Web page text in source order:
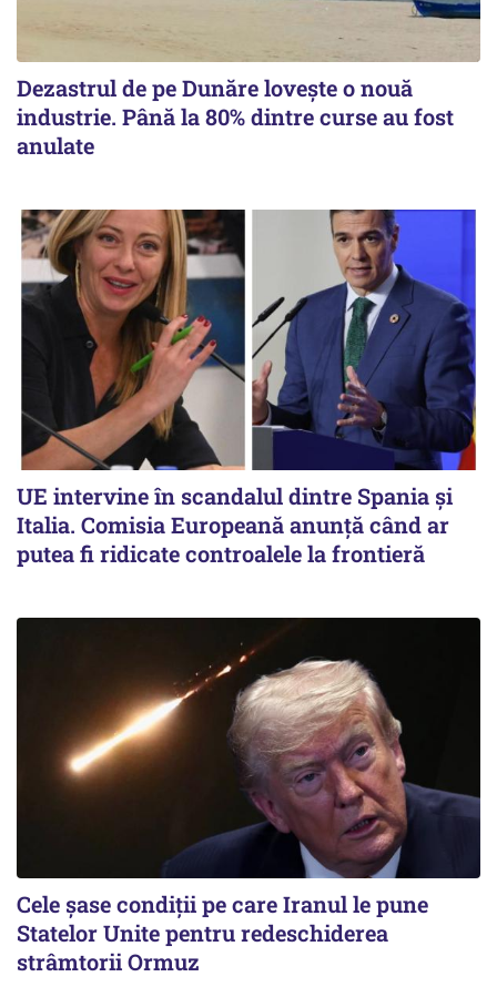
Dezastrul de pe Dunăre lovește o nouă
industrie. Până la 80% dintre curse au fost
anulate
UE intervine în scandalul dintre Spania și
Italia. Comisia Europeană anunță când ar
putea fi ridicate controalele la frontieră
Cele șase condiții pe care Iranul le pune
Statelor Unite pentru redeschiderea
strâmtorii Ormuz